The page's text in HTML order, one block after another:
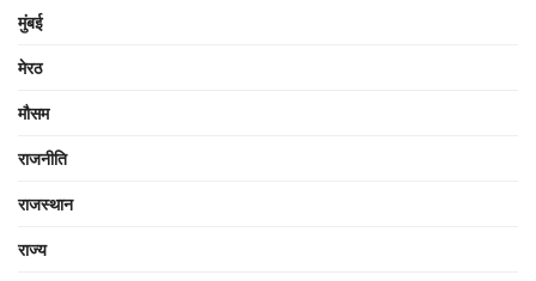
मुंबई
मेरठ
मौसम
राजनीति
राजस्थान
राज्य